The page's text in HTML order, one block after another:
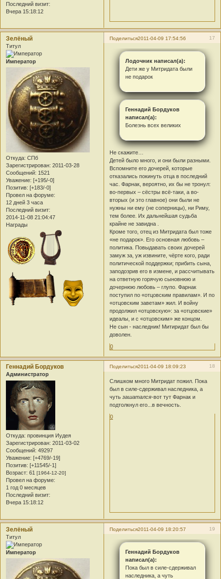
Последний визит:
Вчера 15:18:12
Поделиться 17
2011-04-09 17:54:56
Зелёный
Титул
Император
Откуда: СПб
Зарегистрирован: 2011-03-28
Сообщений: 1521
Уважение: [+195/-0]
Позитив: [+183/-0]
Провел на форуме:
12 дней 3 часа
Последний визит:
2014-11-08 21:04:47
Награды
Лодочник написал(а):
Дети же у Митридата были
не подарок
Геннадий Бордуков
написал(а):
Болезнь всех великих
Не скажите…
Детей было много, и они были разными.
Вспомните его дочерей, которые
отказались покинуть отца в последний
час. Фарнак, вероятно, их бы не тронул:
во-первых – сёстры всё-таки, а во-
вторых (и это главное) они были не
нужны ни ему (не соперницы), ни Риму,
тем более. Их дальнейшая судьба
крайне не завидна
Кроме того, отец из Митридата был тоже
«не подарок». Его основная любовь –
политика. Повыдавать своих дочерей
замуж за, уж извините, чёрте кого, ради
политической поддержки; прибить сына,
заподозрив его в измене, и рассчитывать
на ответную горячую сыновнюю и
дочернюю любовь – глупо. Фарнак
поступил по «отцовским правилам». И по
«отцовским заветам» жил. И войну
продолжил «отцовскую»: за «отцовские»
идеалы, и с «отцовским» же концом.
Не сын - наследник! Митиридат был бы
доволен.
0
Поделиться 18
2011-04-09 18:09:23
Геннадий Бордуков
Администратор
Откуда: провинция Иудея
Зарегистрирован: 2011-03-02
Сообщений: 49297
Уважение: [+4769/-19]
Позитив: [+11545/-1]
Возраст: 61 [1964-12-20]
Провел на форуме:
1 год 0 месяцев
Последний визит:
Вчера 15:18:12
Слишком много Митридат пожил. Пока
был в силе-сдерживал наследника, а
чутьзашатался-вот тут Фарнак и
подтолкнул его...в вечность.
0
Поделиться 19
2011-04-09 18:20:57
Зелёный
Титул
Император
Геннадий Бордуков
написал(а):
Пока был в силе-сдерживал
наследника, а чуть